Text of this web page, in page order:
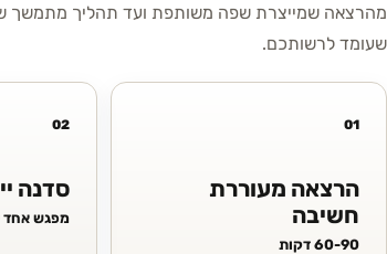
מהרצאה שמייצרת שפה משותפת ועד תהליך מתמשך
שעומד לרשותכם.
01
הרצאה מעוררת
חשיבה
60-90 דקות
02
סדנה
מפגש אחד של 3-6